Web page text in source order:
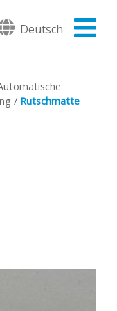
Deutsch
/ Rutschmatte